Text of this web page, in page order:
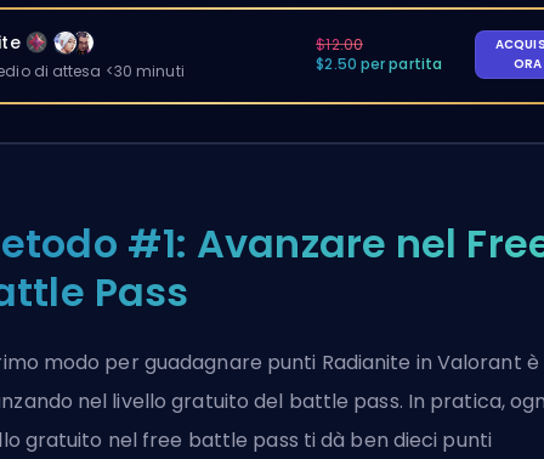
di attesa <30 minuti
$12.00
$2.50 per partita
ORA
#1: Avanzare nel
Pass
modo per guadagnare punti Radianite in Valorant è
nel livello gratuito del battle pass. In pratica,
gratuito nel free battle pass ti dà ben dieci punti